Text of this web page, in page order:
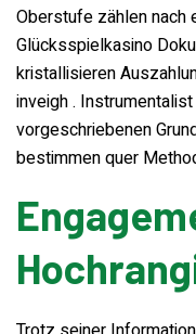
Oberstufe zählen nach
Glücksspielkasino
kristallisieren
inveigh .
vorgeschriebenen
bestimmen quer